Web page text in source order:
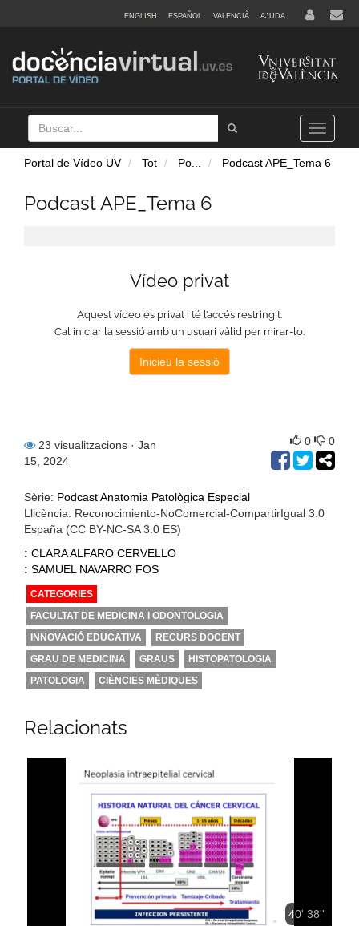
ENGLISH ESPAÑOL VALENCIÀ AJUDA
Buscar
Tramet
Toggle
navigation
Portal de Vídeo UV Tot Po Podcast APE_Tema 6
Podcast APE_Tema 6
23 visualitzacions · Jan
15, 2024
0 0
Sèrie: Podcast Anatomia Patològica Especial
Llicència: Reconocimiento-NoComercial-CompartirIgual 3.0
España (CC BY-NC-SA 3.0 ES)
: CLARA ALFARO CERVELLO
: SAMUEL NAVARRO FOS
CATEGORIES
FACULTAT DE MEDICINA I ODONTOLOGIA
INNOVACIÓ EDUCATIVA
RECURS DOCENT
GRAU DE MEDICINA
GRAUS
HISTOPATOLOGIA
PATOLOGIA
CIÈNCIES MÈDIQUES
Relacionats
40' 38''